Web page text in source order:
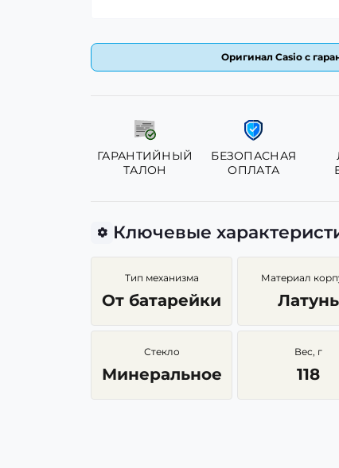
Оригинал Casio с
ГАРАНТИЙНЫЙ
ТАЛОН
БЕЗОПАСНАЯ
ОПЛАТА
Ключевые
Тип механизма
От батарейки
Материал
Латунь
Стекло
Минеральное
Вес, г
118